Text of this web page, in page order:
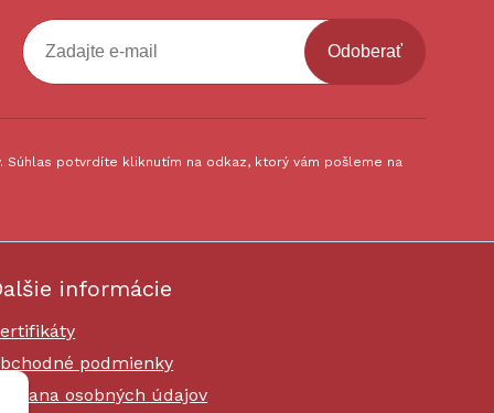
Odoberať
potvrdíte kliknutím na odkaz, ktorý vám pošleme na
informácie
podmienky
osobných údajov